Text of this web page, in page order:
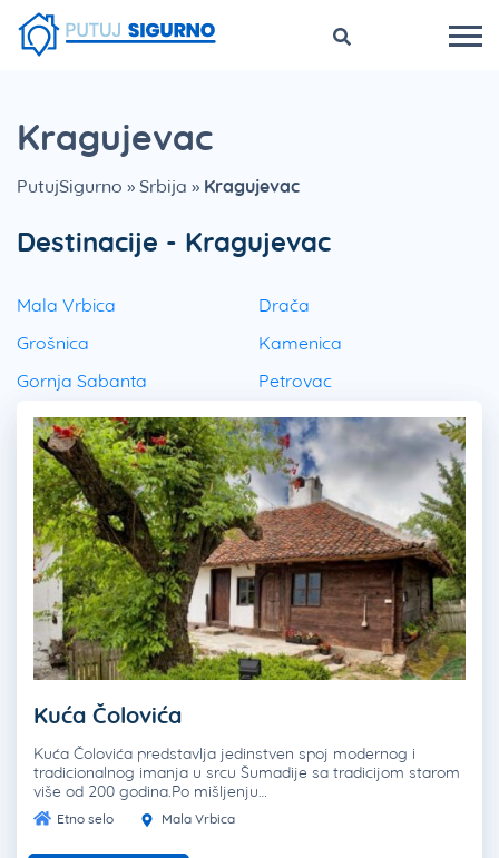
Kragujevac
PutujSigurno » Srbija » Kragujevac
Destinacije - Kragujevac
Mala Vrbica
Grošnica
Gornja Sabanta
Drača
Kamenica
Petrovac
Kuća Čolovića
Kuća Čolovića predstavlja jedinstven spoj modernog i
tradicionalnog imanja u srcu Šumadije sa tradicijom starom
više od 200 godina.Po mišljenju…
Etno selo Mala Vrbica